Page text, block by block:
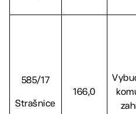
585/17
Strašnice
166,0